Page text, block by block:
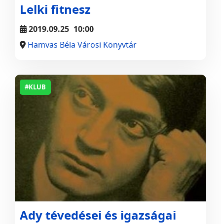
Lelki fitnesz
2019.09.25 10:00
Hamvas Béla Városi Könyvtár
#KLUB
Ady tévedései és igazságai